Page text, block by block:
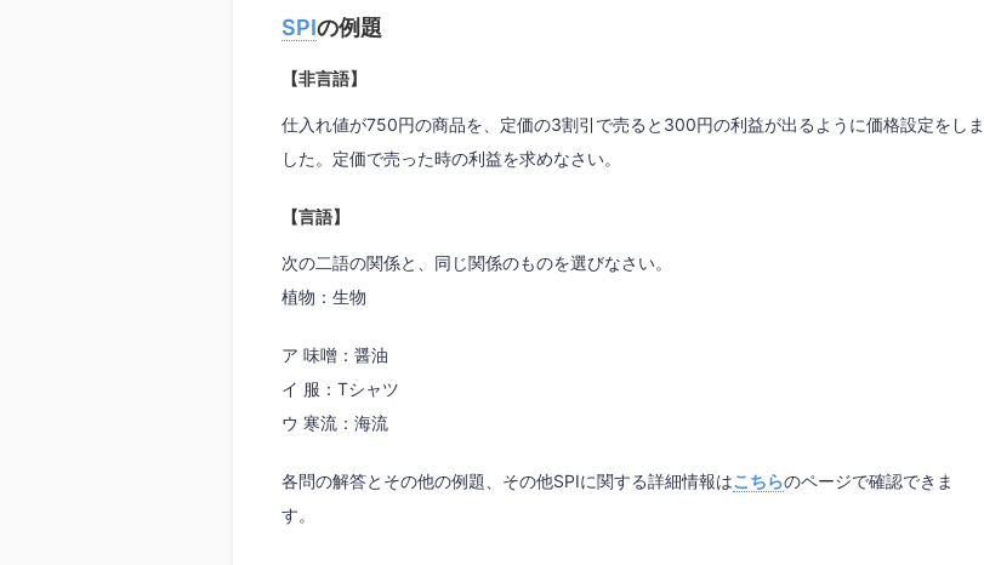
SPIの例題
【非言語】
仕入れ値が750円の商品を、定価の3割引で売ると300円の利益が出るように価格設定をしま
した。定価で売った時の利益を求めなさい。
【言語】
次の二語の関係と、同じ関係のものを選びなさい。
植物：生物
ア 味噌：醤油
イ 服：Tシャツ
ウ 寒流：海流
各問の解答とその他の例題、その他SPIに関する詳細情報はこちらのページで確認できま
す。